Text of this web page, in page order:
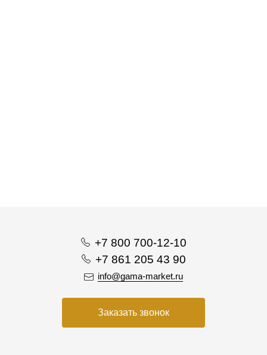
+7 800 700-12-10
+7 861 205 43 90
info@gama-market.ru
Заказать звонок